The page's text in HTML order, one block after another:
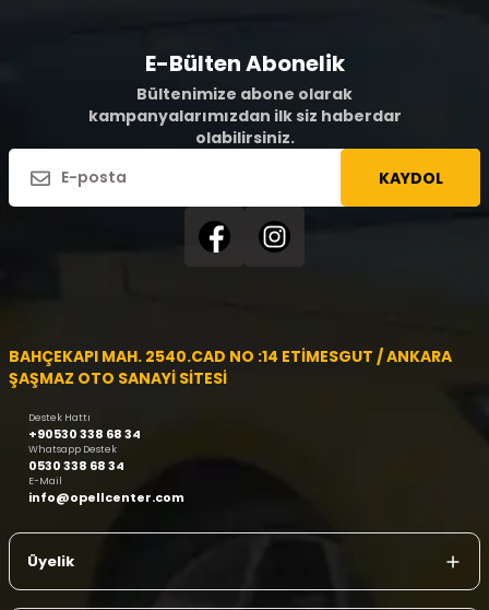
E-Bülten Abonelik
Bültenimize abone olarak
kampanyalarımızdan ilk siz haberdar
olabilirsiniz.
KAYDOL
BAHÇEKAPI MAH. 2540.CAD NO :14 ETİMESGUT / ANKARA
ŞAŞMAZ OTO SANAYİ SİTESİ
Destek Hattı
+90530 338 68 34
Whatsapp Destek
0530 338 68 34
E-Mail
info@opellcenter.com
Üyelik